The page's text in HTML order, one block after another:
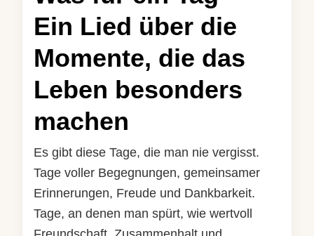
Ein Lied über die
Momente, die das
Leben besonders
machen
Es gibt diese Tage, die man nie vergisst.
Tage voller Begegnungen, gemeinsamer
Erinnerungen, Freude und Dankbarkeit.
Tage, an denen man spürt, wie wertvoll